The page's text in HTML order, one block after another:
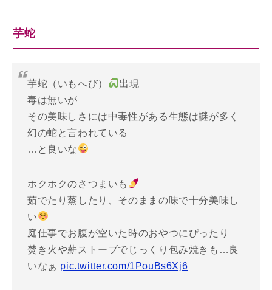
芋蛇
芋蛇（いもへび）
出現
毒は無いが
その美味しさには中毒性がある生態は謎が多く
幻の蛇と言われている
…と良いな
ホクホクのさつまいも
茹でたり蒸したり、そのままの味で十分美味し
い
庭仕事でお腹が空いた時のおやつにぴったり
焚き火や薪ストーブでじっくり包み焼きも…良
いなぁ pic.twitter.com/1PouBs6Xj6